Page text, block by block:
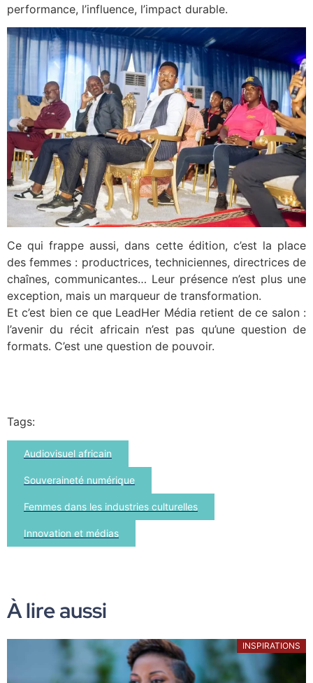
performance, l’influence, l’impact durable.
Ce qui frappe aussi, dans cette édition, c’est la place
des femmes : productrices, techniciennes, directrices de
chaînes, communicantes… Leur présence n’est plus une
exception, mais un marqueur de transformation.
Et c’est bien ce que LeadHer Média retient de ce salon :
l’avenir du récit africain n’est pas qu’une question de
formats. C’est une question de pouvoir.
Tags:
Audiovisuel africain
Souveraineté numérique
Femmes dans les industries culturelles
Innovation et médias
À lire aussi
INSPIRATIONS